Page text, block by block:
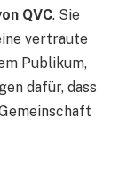
QVC. Sie
vertraute
Publikum,
dafür, dass